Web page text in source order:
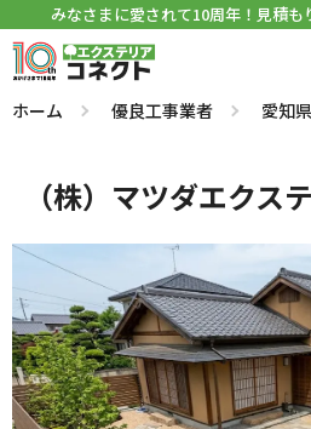
みなさまに愛されて10周年！見積も
ホーム 優良工事業者 愛知県
（株）マツダエクス